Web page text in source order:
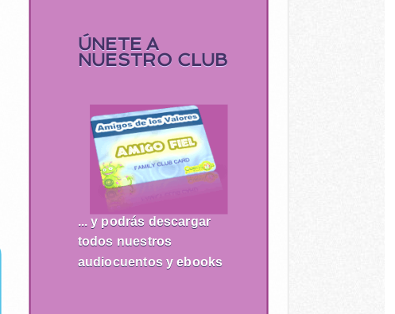
ÚNETE A
NUESTRO CLUB
... y podrás descargar
todos nuestros
audiocuentos y ebooks